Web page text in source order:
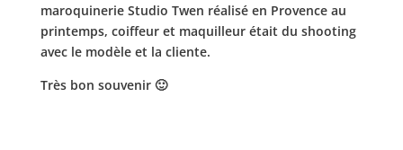
maroquinerie Studio Twen réalisé en Provence au
printemps, coiffeur et maquilleur était du shooting
avec le modèle et la cliente.
Très bon souvenir 🙂